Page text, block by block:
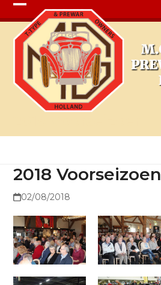
Open
mobile
menu
Close
mobile
menu
2018 Voorseizoen
02/08/2018